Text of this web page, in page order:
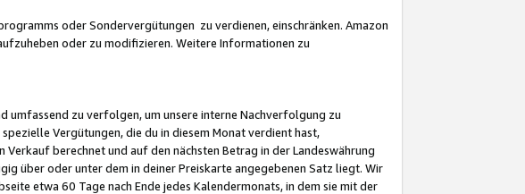
oder Sondervergütungen zu verdienen, einschränken. Amazon
oder zu modifizieren. Weitere Informationen zu
zu verfolgen, um unsere interne Nachverfolgung zu
Vergütungen, die du in diesem Monat verdient hast,
berechnet und auf den nächsten Betrag in der Landeswährung
über oder unter dem in deiner Preiskarte angegebenen Satz liegt. Wir
etwa 60 Tage nach Ende jedes Kalendermonats, in dem sie mit der